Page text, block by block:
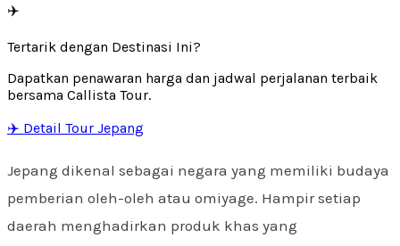
✈️
Tertarik dengan Destinasi Ini?
Dapatkan penawaran harga dan jadwal perjalanan terbaik
bersama Callista Tour.
✈️ Detail Tour Jepang
Jepang dikenal sebagai negara yang memiliki budaya
pemberian oleh-oleh atau omiyage. Hampir setiap
daerah menghadirkan produk khas yang